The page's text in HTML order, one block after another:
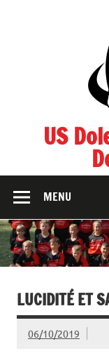
US
MENU
LUCIDITÉ ET
06/10/2019